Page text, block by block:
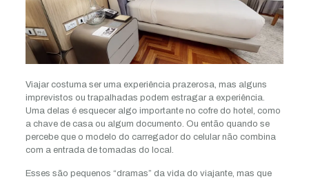
Viajar costuma ser uma experiência prazerosa, mas alguns
imprevistos ou trapalhadas podem estragar a experiência.
Uma delas é esquecer algo importante no cofre do hotel, como
a chave de casa ou algum documento. Ou então quando se
percebe que o modelo do carregador do celular não combina
com a entrada de tomadas do local.
Esses são pequenos “dramas” da vida do viajante, mas que